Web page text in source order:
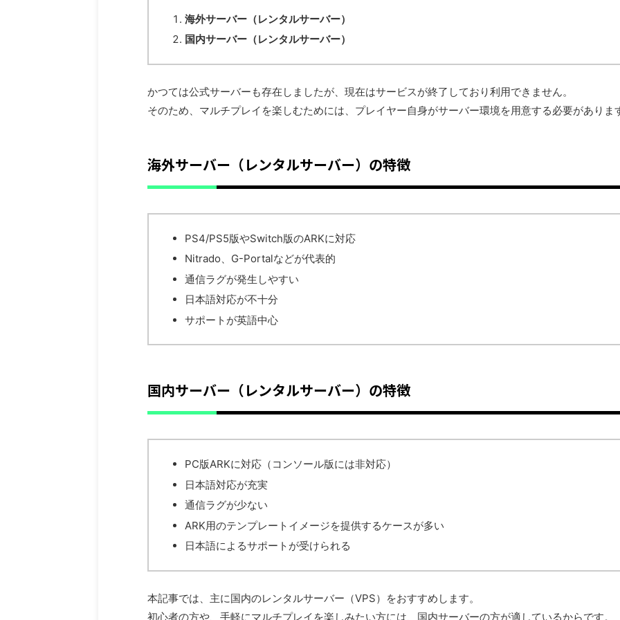
海外サーバー（レンタルサーバー）
国内サーバー（レンタルサーバー）
かつては公式サーバーも存在しましたが、現在はサービスが終了しており利用できません。
そのため、マルチプレイを楽しむためには、プレイヤー自身がサーバー環境を用意する必要がありま
海外サーバー（レンタルサーバー）の特徴
PS4/PS5版やSwitch版のARKに対応
Nitrado、G-Portalなどが代表的
通信ラグが発生しやすい
日本語対応が不十分
サポートが英語中心
国内サーバー（レンタルサーバー）の特徴
PC版ARKに対応（コンソール版には非対応）
日本語対応が充実
通信ラグが少ない
ARK用のテンプレートイメージを提供するケースが多い
日本語によるサポートが受けられる
本記事では、主に国内のレンタルサーバー（VPS）をおすすめします。
初心者の方や、手軽にマルチプレイを楽しみたい方には、国内サーバーの方が適しているからです。